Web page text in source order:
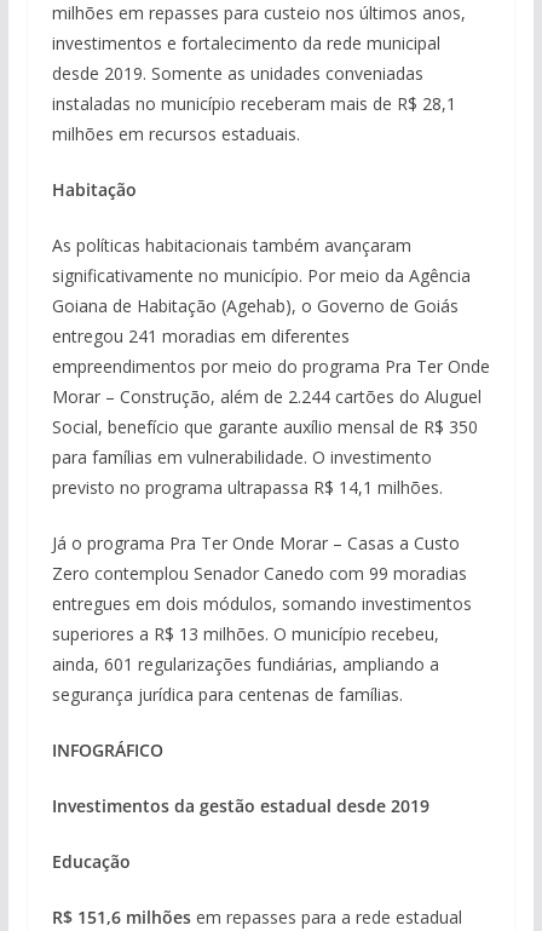
milhões em repasses para custeio nos últimos anos,
investimentos e fortalecimento da rede municipal
desde 2019. Somente as unidades conveniadas
instaladas no município receberam mais de R$ 28,1
milhões em recursos estaduais.
Habitação
As políticas habitacionais também avançaram
significativamente no município. Por meio da Agência
Goiana de Habitação (Agehab), o Governo de Goiás
entregou 241 moradias em diferentes
empreendimentos por meio do programa Pra Ter Onde
Morar – Construção, além de 2.244 cartões do Aluguel
Social, benefício que garante auxílio mensal de R$ 350
para famílias em vulnerabilidade. O investimento
previsto no programa ultrapassa R$ 14,1 milhões.
Já o programa Pra Ter Onde Morar – Casas a Custo
Zero contemplou Senador Canedo com 99 moradias
entregues em dois módulos, somando investimentos
superiores a R$ 13 milhões. O município recebeu,
ainda, 601 regularizações fundiárias, ampliando a
segurança jurídica para centenas de famílias.
INFOGRÁFICO
Investimentos da gestão estadual desde 2019
Educação
R$ 151,6 milhõesem repasses para a rede estadual